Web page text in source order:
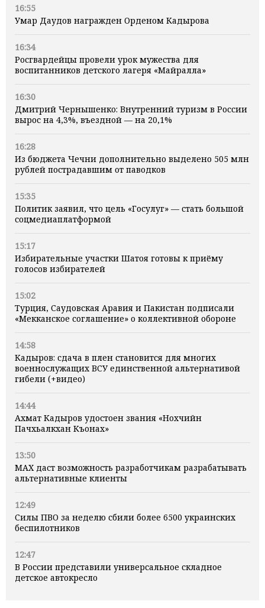
16:55
Умар Даудов награжден Орденом Кадырова
16:34
Росгвардейцы провели урок мужества для
воспитанников детского лагеря «Майралла»
16:30
Дмитрий Чернышенко: Внутренний туризм в России
вырос на 4,3%, въездной — на 20,1%
16:28
Из бюджета Чечни дополнительно выделено 505 млн
рублей пострадавшим от паводков
15:35
Политик заявил, что цель «Госулуг» — стать большой
соцмедиаплатформой
15:17
Избирательные участки Шатоя готовы к приёму
голосов избирателей
15:02
Турция, Саудовская Аравия и Пакистан подписали
«Мекканское соглашение» о коллективной обороне
14:58
Кадыров: сдача в плен становится для многих
военнослужащих ВСУ единственной альтернативой
гибели (+видео)
14:44
Ахмат Кадыров удостоен звания «Нохчийн
Пачхьалкхан Къонах»
13:50
MAX даст возможность разработчикам разрабатывать
альтернативные клиенты
12:49
Силы ПВО за неделю сбили более 6500 украинских
беспилотников
12:47
В России представили универсальное складное
детское автокресло